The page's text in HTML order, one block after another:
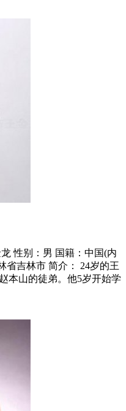
性别：男 国籍：中国(内
省吉林市 简介： 24岁的王
本山的徒弟。他5岁开始学